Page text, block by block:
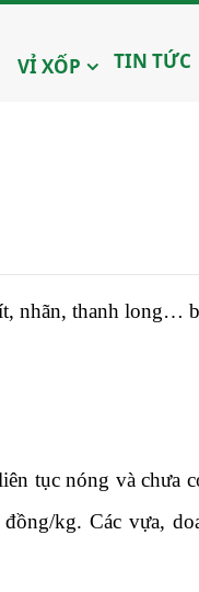
VỈ XỐP TIN TỨC
nhãn, thanh long…
tục nóng và chưa
kg. Các vựa,